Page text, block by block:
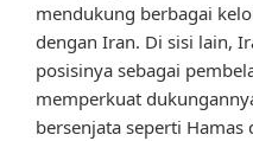
mendukung berbagai
dengan Iran. Di sisi lain,
posisinya sebagai
memperkuat
bersenjata seperti Hamas